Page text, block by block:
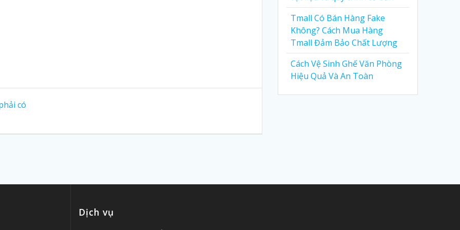
có
Tmall Có Bán Hàng Fake
Không? Cách Mua Hàng
Tmall Đảm Bảo Chất Lượng
Cách Vệ Sinh Ghế Văn Phòng
Hiệu Quả Và An Toàn
Dịch vụ